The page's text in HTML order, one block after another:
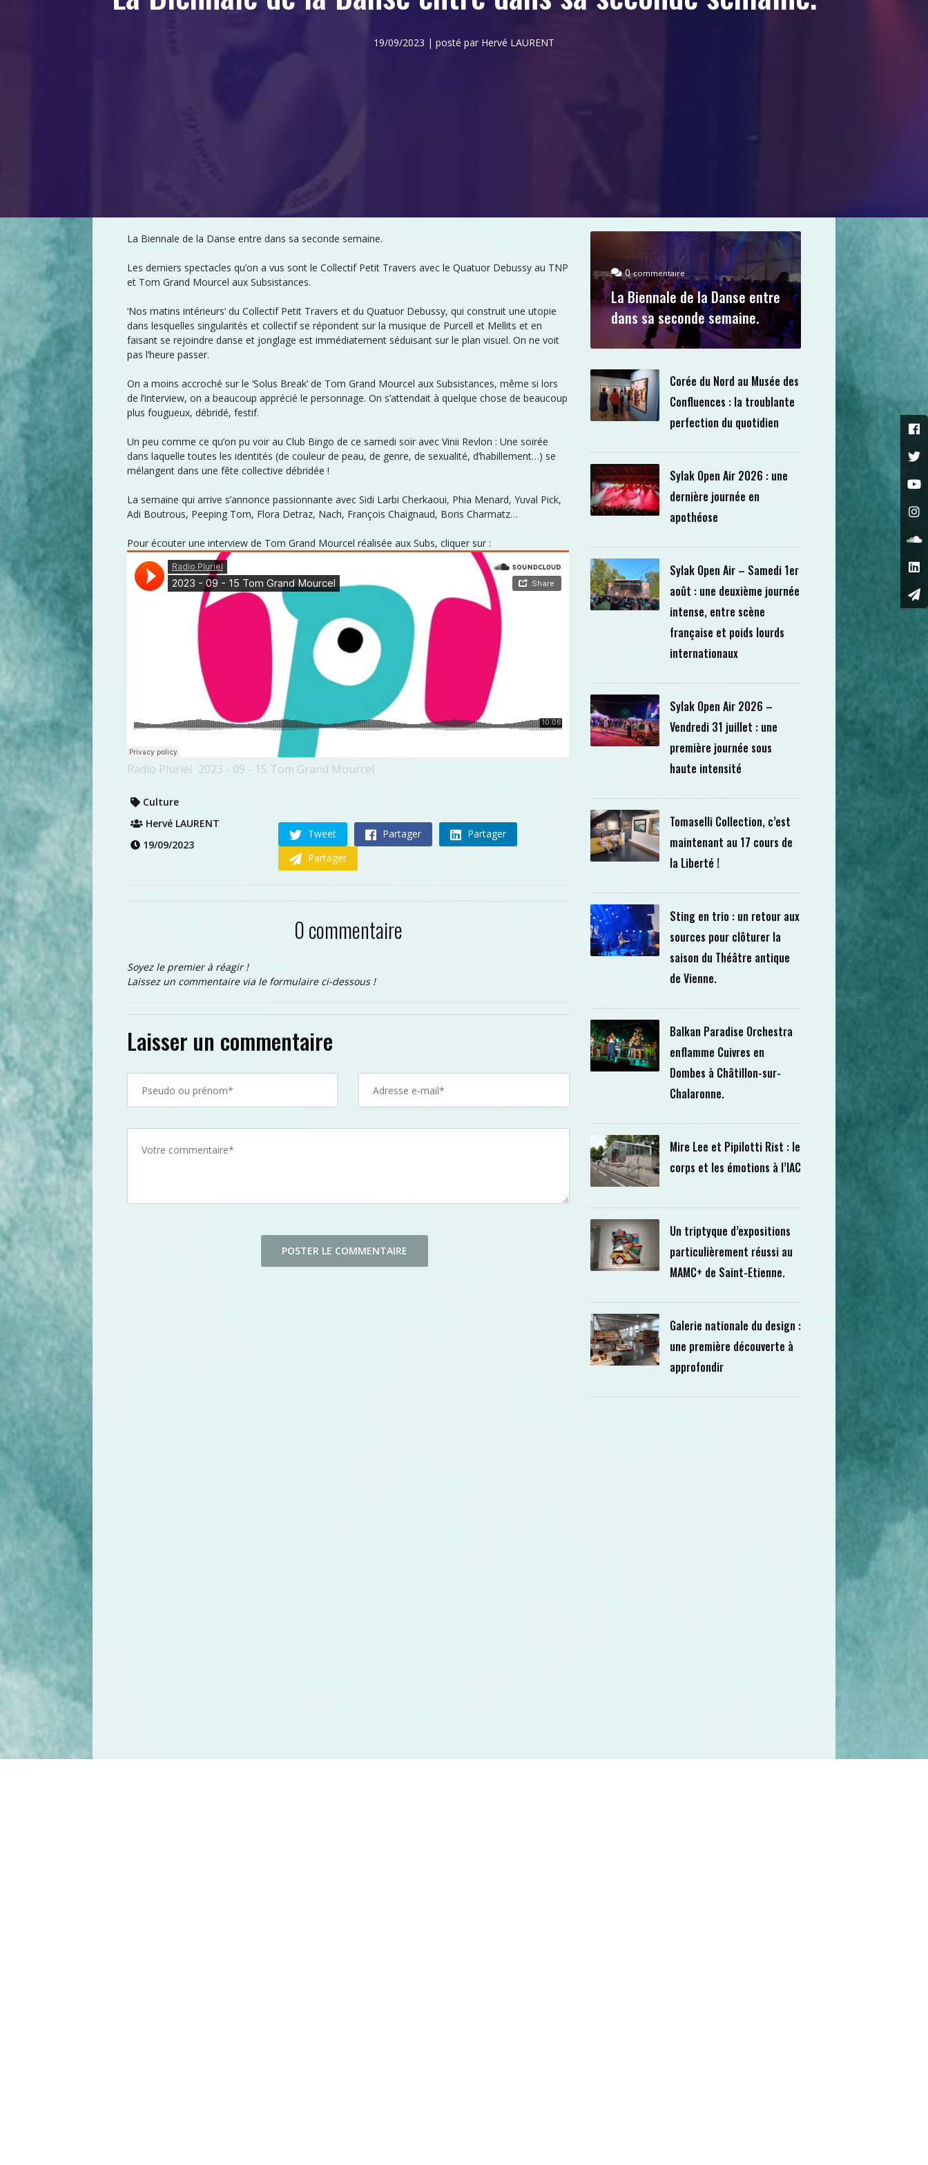
19/09/2023 | posté par Hervé LAURENT
La Biennale de la Danse entre dans sa seconde semaine.
Les derniers spectacles qu’on a vus sont le Collectif Petit Travers avec le Quatuor Debussy au TNP
et Tom Grand Mourcel aux Subsistances.
‘Nos matins intérieurs’ du Collectif Petit Travers et du Quatuor Debussy, qui construit une utopie
dans lesquelles singularités et collectif se répondent sur la musique de Purcell et Mellits et en
faisant se rejoindre danse et jonglage est immédiatement séduisant sur le plan visuel. On ne voit
pas l’heure passer.
On a moins accroché sur le ‘Solus Break’ de Tom Grand Mourcel aux Subsistances, même si lors
de l’interview, on a beaucoup apprécié le personnage. On s’attendait à quelque chose de beaucoup
plus fougueux, débridé, festif.
Un peu comme ce qu’on pu voir au Club Bingo de ce samedi soir avec Vinii Revlon : Une soirée
dans laquelle toutes les identités (de couleur de peau, de genre, de sexualité, d’habillement…) se
mélangent dans une fête collective débridée !
La semaine qui arrive s’annonce passionnante avec Sidi Larbi Cherkaoui, Phia Menard, Yuval Pick,
Adi Boutrous, Peeping Tom, Flora Detraz, Nach, François Chaignaud, Boris Charmatz…
Pour écouter une interview de Tom Grand Mourcel réalisée aux Subs, cliquer sur :
Radio Pluriel · 2023 - 09 - 15 Tom Grand Mourcel
Culture
Hervé LAURENT
19/09/2023
Tweet Partager
Partager
Partager
0 commentaire
Soyez le premier à réagir !
Laissez un commentaire via le formulaire ci-dessous !
Laisser un commentaire
0commentaire
La Biennale de la Danse entre
dans sa seconde semaine.
Corée du Nord au Musée des
Confluences : la troublante
perfection du quotidien
Sylak Open Air 2026 : une
dernière journée en
apothéose
Sylak Open Air – Samedi 1er
août : une deuxième journée
intense, entre scène
française et poids lourds
internationaux
Sylak Open Air 2026 –
Vendredi 31 juillet : une
première journée sous
haute intensité
Tomaselli Collection, c’est
maintenant au 17 cours de
la Liberté !
Sting en trio : un retour aux
sources pour clôturer la
saison du Théâtre antique
de Vienne.
Balkan Paradise Orchestra
enflamme Cuivres en
Dombes à Châtillon-sur-
Chalaronne.
Mire Lee et Pipilotti Rist : le
corps et les émotions à l’IAC
Un triptyque d’expositions
particulièrement réussi au
MAMC+ de Saint-Etienne.
Galerie nationale du design :
une première découverte à
approfondir